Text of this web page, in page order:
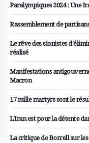
Paralympiques 2024 : Une
Rassemblement de
Le rêve des sionistes
réalisé
Manifestations
Macron
17 mille martyrs sont le
L'Iran est pour la détente
La critique de Borrell sur